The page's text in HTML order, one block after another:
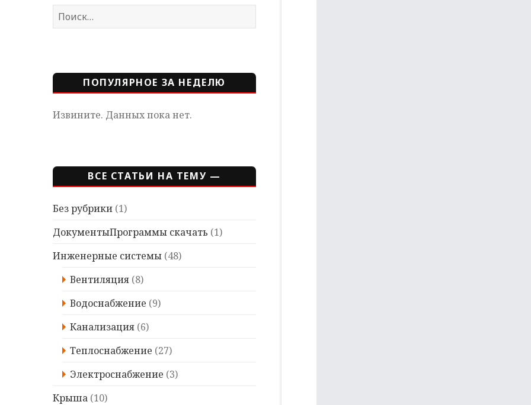
Найти:
ПОПУЛЯРНОЕ ЗА НЕДЕЛЮ
Извините. Данных пока нет.
ВСЕ СТАТЬИ НА ТЕМУ —
Без рубрики (1)
ДокументыПрограммы скачать (1)
Инженерные системы (48)
Вентиляция (8)
Водоснабжение (9)
Канализация (6)
Теплоснабжение (27)
Электроснабжение (3)
Крыша (10)